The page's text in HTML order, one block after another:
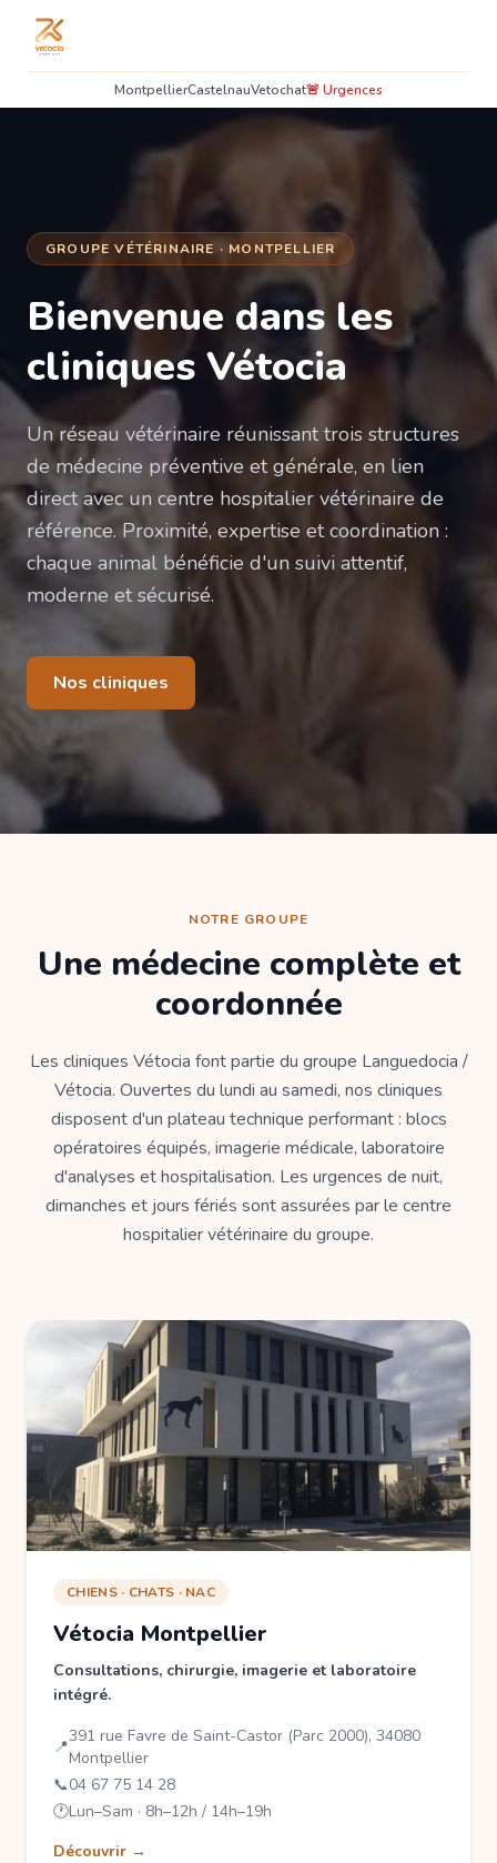
MontpellierCastelnauVetochat🚨 Urgences
GROUPE VÉTÉRINAIRE · MONTPELLIER
Bienvenue dans les
cliniques Vétocia
Un réseau vétérinaire réunissant trois structures
de médecine préventive et générale, en lien
direct avec un centre hospitalier vétérinaire de
référence. Proximité, expertise et coordination :
chaque animal bénéficie d'un suivi attentif,
moderne et sécurisé.
Nos cliniques
NOTRE GROUPE
Une médecine complète et
coordonnée
Les cliniques Vétocia font partie du groupe Languedocia /
Vétocia. Ouvertes du lundi au samedi, nos cliniques
disposent d'un plateau technique performant : blocs
opératoires équipés, imagerie médicale, laboratoire
d'analyses et hospitalisation. Les urgences de nuit,
dimanches et jours fériés sont assurées par le centre
hospitalier vétérinaire du groupe.
CHIENS · CHATS · NAC
Vétocia Montpellier
Consultations, chirurgie, imagerie et laboratoire
intégré.
📍
391 rue Favre de Saint-Castor (Parc 2000), 34080
Montpellier
📞04 67 75 14 28
🕐Lun–Sam · 8h–12h / 14h–19h
Découvrir →